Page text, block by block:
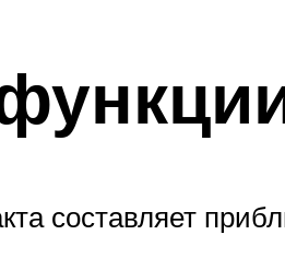
составляет